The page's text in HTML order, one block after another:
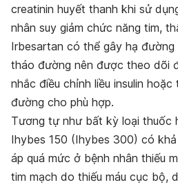
creatinin huyết thanh khi sử
nhân suy giảm chức năng tim,
Irbesartan có thể gây hạ đường
tháo đường nên được theo dõi
nhắc điều chỉnh liều insulin
đường cho phù hợp.
Tương tự như bất kỳ loại thuốc
Ihybes 150 (Ihybes 300) có
áp quá mức ở bệnh nhân thiếu
tim mạch do thiếu máu cục bộ,